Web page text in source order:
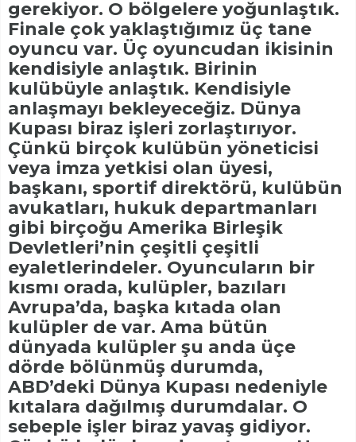
gerekiyor. O bölgelere yoğunlaştık.
Finale çok yaklaştığımız üç tane
oyuncu var. Üç oyuncudan ikisinin
kendisiyle anlaştık. Birinin
kulübüyle anlaştık. Kendisiyle
anlaşmayı bekleyeceğiz. Dünya
Kupası biraz işleri zorlaştırıyor.
Çünkü birçok kulübün yöneticisi
veya imza yetkisi olan üyesi,
başkanı, sportif direktörü, kulübün
avukatları, hukuk departmanları
gibi birçoğu Amerika Birleşik
Devletleri’nin çeşitli çeşitli
eyaletlerindeler. Oyuncuların bir
kısmı orada, kulüpler, bazıları
Avrupa’da, başka kıtada olan
kulüpler de var. Ama bütün
dünyada kulüpler şu anda üçe
dörde bölünmüş durumda,
ABD’deki Dünya Kupası nedeniyle
kıtalara dağılmış durumdalar. O
sebeple işler biraz yavaş gidiyor.